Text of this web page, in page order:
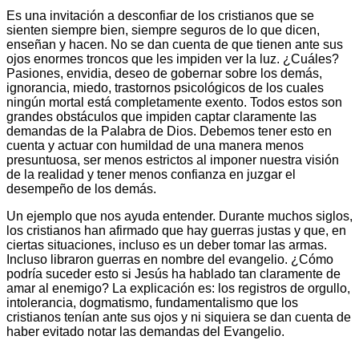
Es una invitación a desconfiar de los cristianos que se
sienten siempre bien, siempre seguros de lo que dicen,
enseñan y hacen. No se dan cuenta de que tienen ante sus
ojos enormes troncos que les impiden ver la luz. ¿Cuáles?
Pasiones, envidia, deseo de gobernar sobre los demás,
ignorancia, miedo, trastornos psicológicos de los cuales
ningún mortal está completamente exento. Todos estos son
grandes obstáculos que impiden captar claramente las
demandas de la Palabra de Dios. Debemos tener esto en
cuenta y actuar con humildad de una manera menos
presuntuosa, ser menos estrictos al imponer nuestra visión
de la realidad y tener menos confianza en juzgar el
desempeño de los demás.
Un ejemplo que nos ayuda entender. Durante muchos siglos,
los cristianos han afirmado que hay guerras justas y que, en
ciertas situaciones, incluso es un deber tomar las armas.
Incluso libraron guerras en nombre del evangelio. ¿Cómo
podría suceder esto si Jesús ha hablado tan claramente de
amar al enemigo? La explicación es: los registros de orgullo,
intolerancia, dogmatismo, fundamentalismo que los
cristianos tenían ante sus ojos y ni siquiera se dan cuenta de
haber evitado notar las demandas del Evangelio.